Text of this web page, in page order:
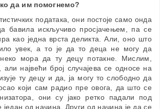
да им помогнемо?
података, они постоје само онда
бавила искључиво просјачењем, па се
као једна врста деликта. Али, оно што
увек, а то је да то деца не могу да
мора да ту децу потакне. Мислим,
највећи број случајева се односе на
ту децу и да, ја могу то слободно да
који сам радио пре овога, да што се
они су јако ретко падали под
један од начина. Други од начина је да се